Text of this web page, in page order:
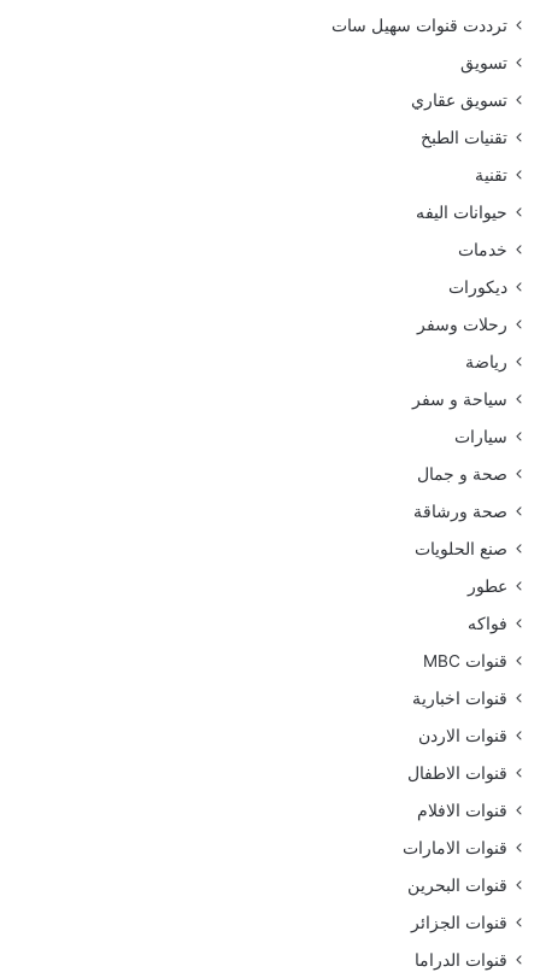
ترددت قنوات سهيل سات
تسويق
تسويق عقاري
تقنيات الطبخ
تقنية
حيوانات اليفه
خدمات
ديكورات
رحلات وسفر
رياضة
سياحة و سفر
سيارات
صحة و جمال
صحة ورشاقة
صنع الحلويات
عطور
فواكه
قنوات MBC
قنوات اخبارية
قنوات الاردن
قنوات الاطفال
قنوات الافلام
قنوات الامارات
قنوات البحرين
قنوات الجزائر
قنوات الدراما